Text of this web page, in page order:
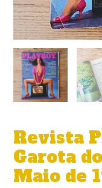
Revista
Garota
Maio de